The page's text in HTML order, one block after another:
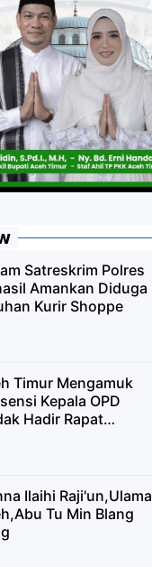
Satreskrim Polres
Amankan Diduga
Kurir Shoppe
Timur Mengamuk
Kepala OPD
Hadir Rapat
Ilaihi Raji'un,Ulama
Tu Min Blang